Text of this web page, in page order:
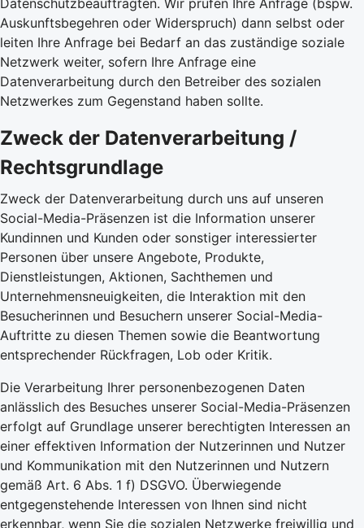
Datenschutzbeauftragten. Wir prüfen Ihre Anfrage (bspw.
Auskunftsbegehren oder Widerspruch) dann selbst oder
leiten Ihre Anfrage bei Bedarf an das zuständige soziale
Netzwerk weiter, sofern Ihre Anfrage eine
Datenverarbeitung durch den Betreiber des sozialen
Netzwerkes zum Gegenstand haben sollte.
Zweck der Datenverarbeitung /
Rechtsgrundlage
Zweck der Datenverarbeitung durch uns auf unseren
Social-Media-Präsenzen ist die Information unserer
Kundinnen und Kunden oder sonstiger interessierter
Personen über unsere Angebote, Produkte,
Dienstleistungen, Aktionen, Sachthemen und
Unternehmensneuigkeiten, die Interaktion mit den
Besucherinnen und Besuchern unserer Social-Media-
Auftritte zu diesen Themen sowie die Beantwortung
entsprechender Rückfragen, Lob oder Kritik.
Die Verarbeitung Ihrer personenbezogenen Daten
anlässlich des Besuches unserer Social-Media-Präsenzen
erfolgt auf Grundlage unserer berechtigten Interessen an
einer effektiven Information der Nutzerinnen und Nutzer
und Kommunikation mit den Nutzerinnen und Nutzern
gemäß Art. 6 Abs. 1 f) DSGVO. Überwiegende
entgegenstehende Interessen von Ihnen sind nicht
erkennbar, wenn Sie die sozialen Netzwerke freiwillig und